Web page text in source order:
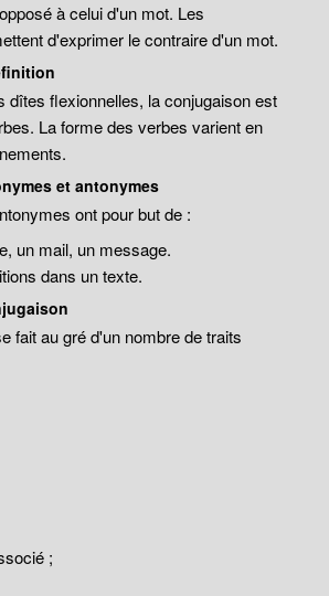
à celui d'un mot. Les
d'exprimer le contraire d'un mot.
dîtes flexionnelles, la conjugaison est
La forme des verbes varient en
et antonymes
ont pour but de :
un mail, un message.
dans un texte.
fait au gré d'un nombre de traits
;